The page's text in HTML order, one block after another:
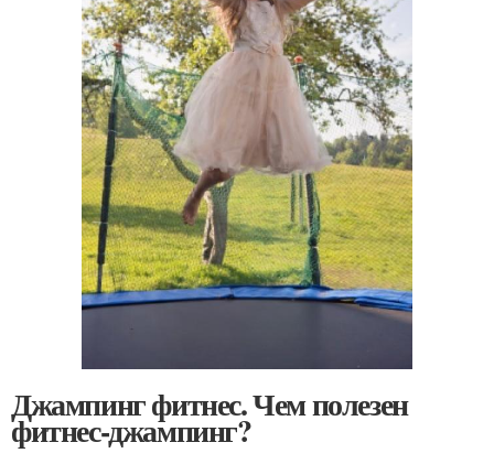
Джампинг фитнес. Чем полезен
фитнес-джампинг?